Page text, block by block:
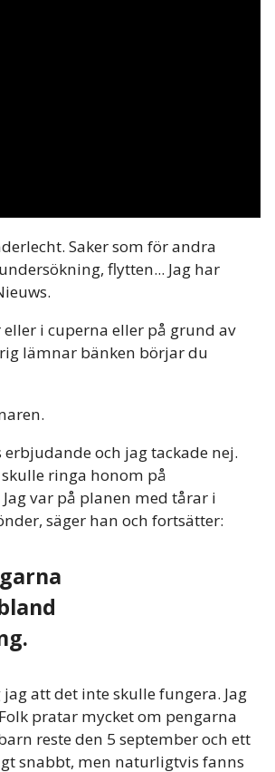
Saker som för andra
flytten... Jag har
i cuperna eller på grund av
lämnar bänken börjar du
och jag tackade nej.
ringa honom på
var på planen med tårar i
säger han och fortsätter:
att det inte skulle fungera. Jag
pratar mycket om pengarna
reste den 5 september och ett
snabbt, men naturligtvis fanns